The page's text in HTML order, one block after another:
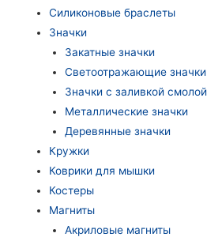
Силиконовые браслеты
Значки
Закатные значки
Светоотражающие значки
Значки с заливкой смолой
Металлические значки
Деревянные значки
Кружки
Коврики для мышки
Костеры
Магниты
Акриловые магниты